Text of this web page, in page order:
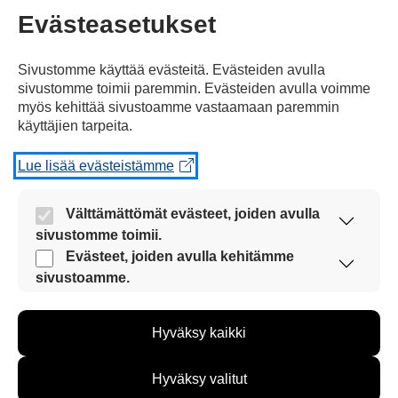
Yksi kommentti artikkeliin
”Alexander Stubb valittiin
Euroopan investointipankin
varapääjohtajaksi”
Sanna Lokkila
20.06.2017 klo 09:28
lampaiden vaatteissa. Huonosti
Hänhän pääsi virkaansa
Evästeasetukset
Sivustomme käyttää evästeitä. Evästeiden avulla
sivustomme toimii paremmin. Evästeiden avulla voimme
myös kehittää sivustoamme vastaamaan paremmin
käyttäjien tarpeita.
Lue lisää evästeistämme
Välttämättömät evästeet, joiden avulla
sivustomme toimii.
Nämä evästeet ovat aina käytössä, jotta
sivustoamme voi käyttää sujuvasti ja turvallisesti.
Evästeet, joiden avulla kehitämme
sivustoamme.
kehittää sivustoamme vastaamaan paremmin
kävijämääristä ja siitä, mitä sivuja käytetään ja
miten sivuilla liikutaan. Emme kuitenkaan kerää
Hyväksy kaikki
Hyväksy valitut